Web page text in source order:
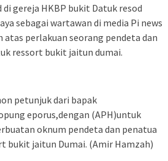
di gereja HKBP bukit Datuk resod
sebagai wartawan di media Pi news
perlakuan seorang pendeta dan
ressort bukit jaitun dumai.
petunjuk dari bapak
eporus,dengan (APH)untuk
oknum pendeta dan penatua
bukit jaitun Dumai. (Amir Hamzah)